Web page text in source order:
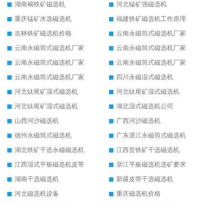
湖南褐铁矿磁选机
河北锰矿强磁选机
重庆锰矿水选磁选机
福建铁矿磁选机工作原理
吉林铁矿磁选机价格
云南永磁筒式磁选机厂家
云南永磁筒式磁选机厂家
云南永磁筒式磁选机厂家
云南永磁筒式磁选机厂家
云南永磁筒式磁选机厂家
云南永磁筒式磁选机厂家
四川永磁湿式磁选机
河北钛尾矿湿式磁选机
河北钛尾矿湿式磁选机
河北钛尾矿湿式磁选机
湖北湿式磁选机公司
山西河沙磁选机
广西河沙磁选机
德州永磁筒式磁选机
广东湛江永磁筒式磁选机
湖北铁矿干选永磁磁选机
江西贫铁矿干选磁选机
江西湿式平板磁选机皮带
浙江平板磁选机选矿要求
湖南干选磁选机
新疆皮带干选磁选机
河北磁选机设备
重庆磁选机价格